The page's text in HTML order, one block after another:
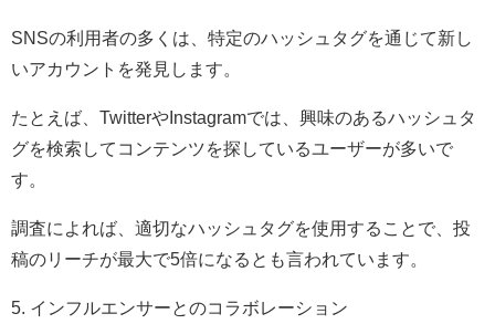
SNSの利用者の多くは、特定のハッシュタグを通じて新し
いアカウントを発見します。
たとえば、TwitterやInstagramでは、興味のあるハッシュタ
グを検索してコンテンツを探しているユーザーが多いで
す。
調査によれば、適切なハッシュタグを使用することで、投
稿のリーチが最大で5倍になるとも言われています。
5. インフルエンサーとのコラボレーション